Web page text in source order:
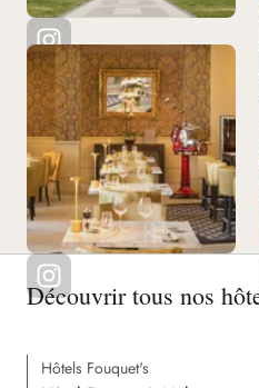
Découvrir tous nos
Hôtels Fouquet's